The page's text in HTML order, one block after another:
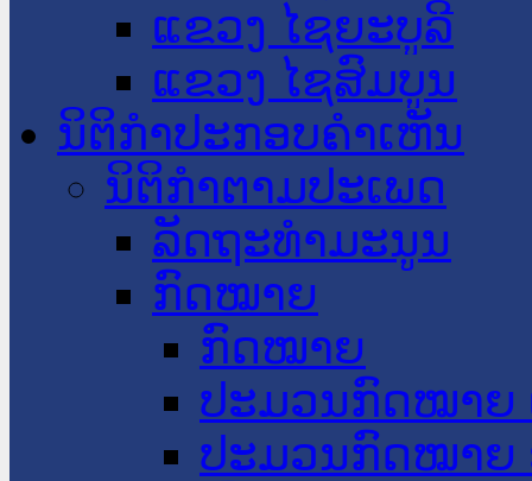
ແຂວງ ໄຊຍະບູລີ
ແຂວງ ໄຊສົມບູນ
ນິຕິກໍາປະກອບຄໍາເຫັນ
ນິຕິກໍາຕາມປະເພດ
ລັດຖະທໍາມະນູນ
ກົດໝາຍ
ກົດໝາຍ
ປະມວນກົດໝາຍ
ປະມວນກົດໝາຍ